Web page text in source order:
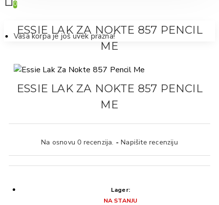
0
Vaša korpa je još uvek prazna!
ESSIE LAK ZA NOKTE 857 PENCIL
ME
ESSIE LAK ZA NOKTE 857 PENCIL
ME
Na osnovu 0 recenzija. - Napišite recenziju
Lager:
NA STANJU